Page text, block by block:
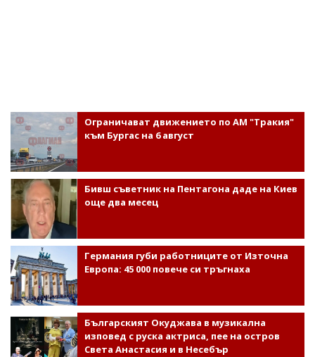
Ограничават движението по АМ "Тракия"
към Бургас на 6 август
Бивш съветник на Пентагона даде на Киев
още два месец
Германия губи работниците от Източна
Европа: 45 000 повече си тръгнаха
Българският Окуджава в музикална
изповед с руска актриса, пее на остров
Света Анастасия и в Несебър